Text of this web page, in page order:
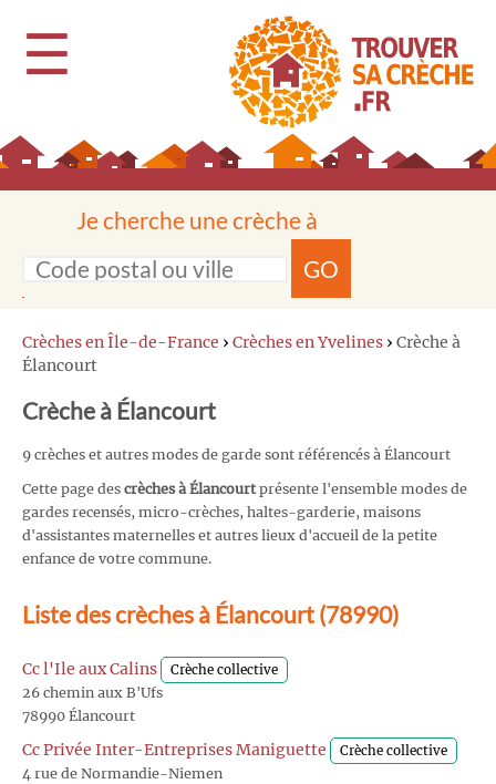
☰
Je cherche une crèche à
GO
Crèches en Île-de-France › Crèches en Yvelines › Crèche à
Élancourt
Crèche à Élancourt
9 crèches et autres modes de garde sont référencés à Élancourt
Cette page des crèches à Élancourtprésente l'ensemble modes de
gardes recensés, micro-crèches, haltes-garderie, maisons
d'assistantes maternelles et autres lieux d'accueil de la petite
enfance de votre commune.
Liste des crèches à Élancourt (78990)
Cc l'Ile aux Calins Crèche collective
26 chemin aux B'Ufs
78990 Élancourt
Cc Privée Inter-Entreprises Maniguette Crèche collective
4 rue de Normandie-Niemen